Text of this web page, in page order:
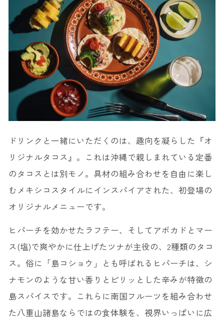
ドリンクと一緒にいただくのは、趣向を凝らした『オ
リジナルタコス』。これは沖縄で親しまれている定番
のタコスとは別モノ。具材の組み合わせを自由に楽し
むメキシコスタイルにインスパイアされた、初登場の
オリジナルメニューです。
ヒパーチを効かせたラフテー、そしてアボカドとマー
ス(塩)で爽やかに仕上げたツナが主役の、2種類のタコ
ス。俗に「島コショウ」とも呼ばれるヒパーチは、シ
ナモンのような甘い香りとピリッとした辛みが特徴の
島スパイスです。これらに南国フルーツを組み合わせ
た八重山諸島ならではの食体験を、視界いっぱいに広